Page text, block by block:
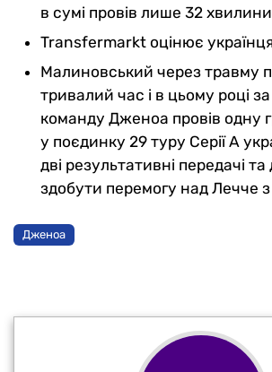
в сумі провів лише 32
Transfermarkt оцінює
Малиновський через травму
тривалий час і в цьому році
команду Дженоа провів одну
у поєдинку 29 туру Серії А
дві результативні передачі та
здобути перемогу над Лечче з
Дженоа